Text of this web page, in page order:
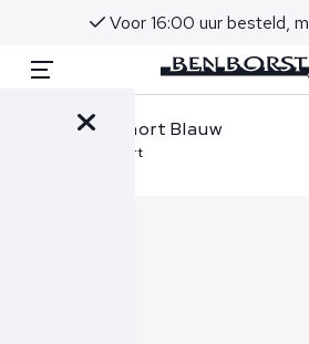
Advies in
Ferilli Zwemshort Blauw
Beach Club Short